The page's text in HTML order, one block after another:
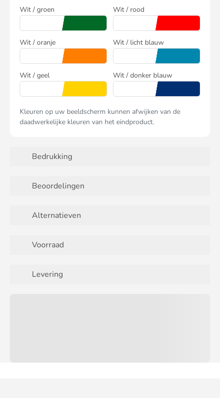
Wit / groen Wit / rood
Wit / oranje Wit / licht blauw
Wit / geel Wit / donker blauw
Kleuren op uw beeldscherm kunnen afwijken van de
daadwerkelijke kleuren van het eindproduct.
Bedrukking
Beoordelingen
Alternatieven
Voorraad
Levering